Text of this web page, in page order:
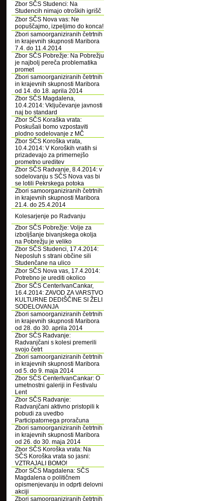
Zbor SČS Studenci: Na
Studencih nimajo otroških igrišč
Zbor SČS Nova vas: Ne
popuščajmo, izpeljimo do konca!
Zbori samoorganiziranih četrtnih
in krajevnih skupnosti Maribora
7.4. do 11.4.2014
Zbor SČS Pobrežje: Na Pobrežju
je najbolj pereča problematika
promet
Zbori samoorganiziranih četrtnih
in krajevnih skupnosti Maribora
od 14. do 18. aprila 2014
Zbor SČS Magdalena,
10.4.2014: Vključevanje javnosti
naj bo standard
Zbor SČS Koraška vrata:
Poskušali bomo vzpostaviti
plodno sodelovanje z MČ
Zbor SČS Koroška vrata,
10.4.2014: V Koroških vratih si
prizadevajo za primernejšo
prometno ureditev
Zbor SČS Radvanje, 8.4.2014: v
sodelovanju s SČS Nova vas bi
se lotili Pekrskega potoka
Zbori samoorganiziranih četrtnih
in krajevnih skupnosti Maribora
21.4. do 25.4.2014
Kolesarjenje po Radvanju
Zbor SČS Pobrežje: Volje za
izboljšanje bivanjskega okolja
na Pobrežju je veliko
Zbor SČS Studenci, 17.4.2014:
Neposluh s strani občine sili
Studenčane na ulico
Zbor SČS Nova vas, 17.4.2014:
Potrebno je urediti okolico
Zbor SČS CenterIvanCankar,
16.4.2014: ZAVOD ZA VARSTVO
KULTURNE DEDIŠČINE SI ŽELI
SODELOVANJA
Zbori samoorganiziranih četrtnih
in krajevnih skupnosti Maribora
od 28. do 30. aprila 2014
Zbor SČS Radvanje:
Radvanjčani s kolesi premerili
svojo četrt
Zbori samoorganiziranih četrtnih
in krajevnih skupnosti Maribora
od 5. do 9. maja 2014
Zbor SČS CenterIvanCankar: O
umetnostni galeriji in Festivalu
Lent
Zbor SČS Radvanje:
Radvanjčani aktivno pristopili k
pobudi za uvedbo
Participatornega proračuna
Zbori samoorganiziranih četrtnih
in krajevnih skupnosti Maribora
od 26. do 30. maja 2014
Zbor SČS Koroška vrata: Na
SČS Koroška vrata so jasni:
VZTRAJALI BOMO!
Zbor SČS Magdalena: SČS
Magdalena o političnem
opismenjevanju in odprti delovni
akciji
Zbori samoorganiziranih četrtnih